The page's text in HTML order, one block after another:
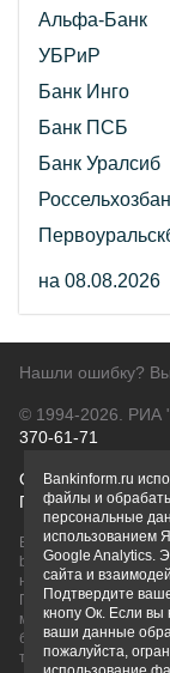
Альфа-Банк
УБРиР
Банк Инго
Банк ПСБ
Банк Уралсиб
на 08.08.2026
Нашли ошибку?
© 1994-2026. РИА
370-61-71
О проекте
Правовая
Вся информация о
bankinform.ru, носит
не является
ГК РФ. Информация
может быть
банков или при
товарные знаки
Bankinform.ru
файлы и
персональные
использованием
Google Analytics.
сайта и
Подтвердите
кнопу Ок. Если вы
ваши данные
пожалуйста,